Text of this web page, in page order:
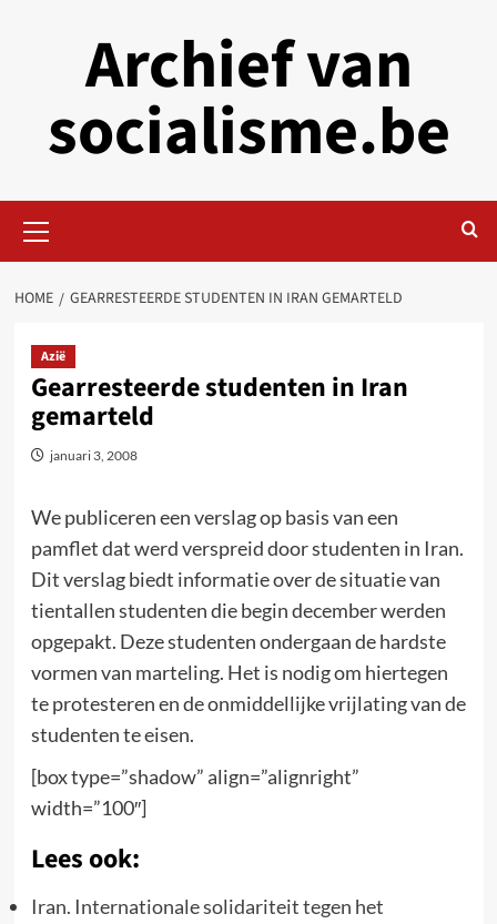
Archief van
socialisme.be
Menu
HOME GEARRESTEERDE STUDENTEN IN IRAN GEMARTELD
Azië
Gearresteerde studenten in Iran
gemarteld
januari 3, 2008
We publiceren een verslag op basis van een
pamflet dat werd verspreid door studenten in Iran.
Dit verslag biedt informatie over de situatie van
tientallen studenten die begin december werden
opgepakt. Deze studenten ondergaan de hardste
vormen van marteling. Het is nodig om hiertegen
te protesteren en de onmiddellijke vrijlating van de
studenten te eisen.
[box type=”shadow” align=”alignright”
width=”100″]
Lees ook:
Iran. Internationale solidariteit tegen het